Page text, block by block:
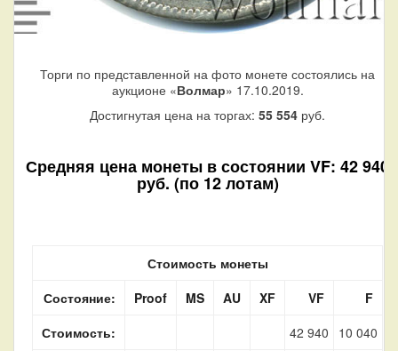
Торги по представленной на фото монете состоялись на
аукционе «Волмар» 17.10.2019.
Достигнутая цена на торгах: 55 554 руб.
Средняя цена монеты в состоянии VF: 42 940
руб. (по 12 лотам)
Стоимость монеты
Состояние:
Proof MS AU XF VF
F
Стоимость:
42 940
10 040